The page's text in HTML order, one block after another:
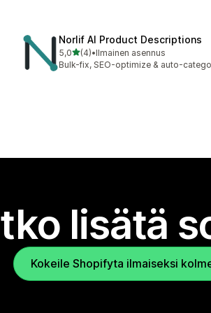
Norlif AI Product Descriptions
5,0/ 5 tähteä
(4)
4 arvostelua yhteensä
•Ilmainen asennus
Bulk-fix, SEO-optimize & auto-
lisätä
Kokeile Shopifyta ilmaiseksi